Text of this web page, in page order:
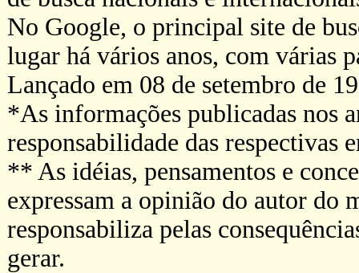
No Google, o principal site de
lugar há vários anos, com várias
Lançado em 08 de setembro de
*As informações publicadas nos
responsabilidade das respectivas
** As idéias, pensamentos e
expressam a opinião do autor do
responsabiliza pelas
gerar.